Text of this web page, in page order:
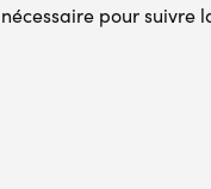
pour suivre